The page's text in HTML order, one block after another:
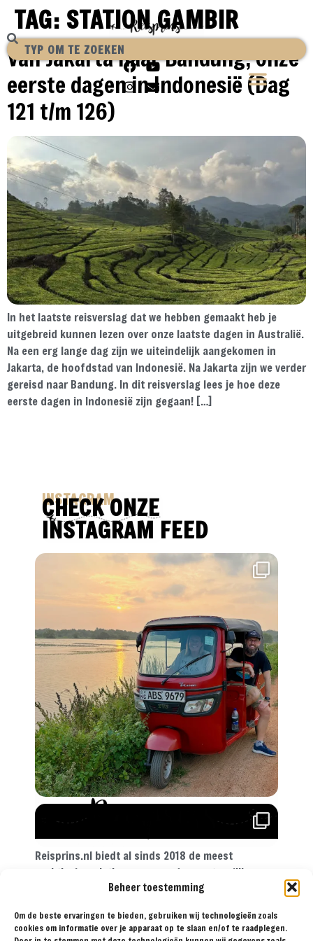
Beheer toestemming
Om de beste ervaringen te bieden, gebruiken wij technologieën zoals
cookies om informatie over je apparaat op te slaan en/of te raadplegen.
TAG: STATION GAMBIR
Van Jakarta naar Bandung, onze
eerste dagen in Indonesië (Dag
121 t/m 126)
In het laatste reisverslag dat we hebben gemaakt heb je
uitgebreid kunnen lezen over onze laatste dagen in Australië.
Na een erg lange dag zijn we uiteindelijk aangekomen in
Jakarta, de hoofdstad van Indonesië. Na Jakarta zijn we verder
gereisd naar Bandung. In dit reisverslag lees je hoe deze
eerste dagen in Indonesië zijn gegaan! […]
INSTAGRAM
CHECK ONZE
INSTAGRAM FEED
Reisprins.nl biedt al sinds 2018 de meest
praktische reistips aan voor de avontuurlijke
reiziger. Met onze tips, reisroutes en